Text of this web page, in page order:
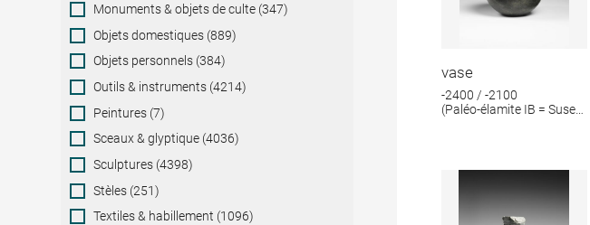
Monuments & objets de culte (347)
Objets domestiques (889)
Objets personnels (384)
Outils & instruments (4214)
Peintures (7)
Sceaux & glyptique (4036)
Sculptures (4398)
Stèles (251)
Textiles & habillement (1096)
vase
-2400 / -2100
(Paléo-élamite IB = Suse